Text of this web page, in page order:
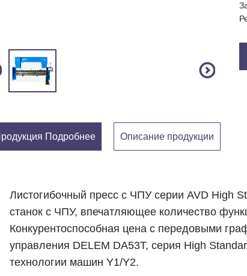
Подробнее Описание продукции
Листогибочный пресс с ЧПУ серии AVD High
станок с ЧПУ, впечатляющее количество
Конкурентоспособная цена с передовыми
управления DELEM DA53T, серия High
технологии машин Y1/Y2.